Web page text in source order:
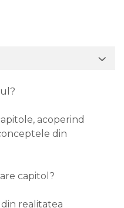
acoperind
din
capitol?
realitatea